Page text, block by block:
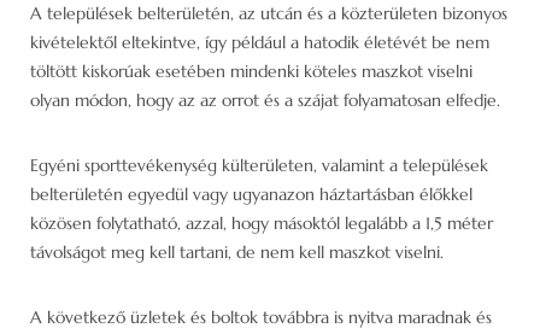
A települések belterületén, az utcán és a közterületen bizonyos
kivételektől eltekintve, így például a hatodik életévét be nem
töltött kiskorúak esetében mindenki köteles maszkot viselni
olyan módon, hogy az az orrot és a szájat folyamatosan elfedje.
Egyéni sporttevékenység külterületen, valamint a települések
belterületén egyedül vagy ugyanazon háztartásban élőkkel
közösen folytatható, azzal, hogy másoktól legalább a 1,5 méter
távolságot meg kell tartani, de nem kell maszkot viselni.
A következő üzletek és boltok továbbra is nyitva maradnak és